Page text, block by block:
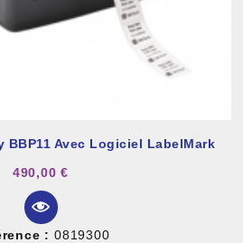
BBP11 Avec Logiciel LabelMark
490,00 €
: 0819300